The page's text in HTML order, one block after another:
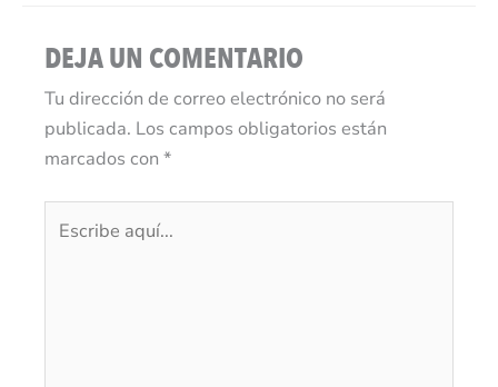
DEJA UN COMENTARIO
Tu dirección de correo electrónico no será
publicada. Los campos obligatorios están
marcados con *
aquí...